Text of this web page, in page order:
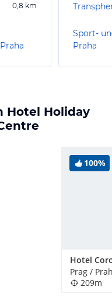
0,8 km
Sport-
Praha
Hotel Holiday
100%
Hotel
Prag /
209m